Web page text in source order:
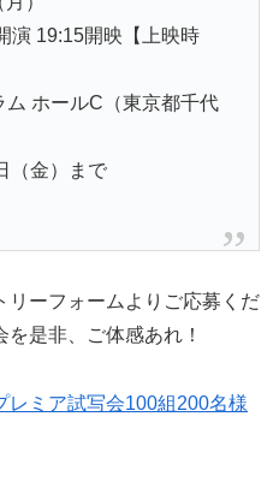
演 19:15開映【上映時
ホールC（東京都千代
（金）まで
リーフォームよりご応募くだ
是非、ご体感あれ！
レミア試写会100組200名様